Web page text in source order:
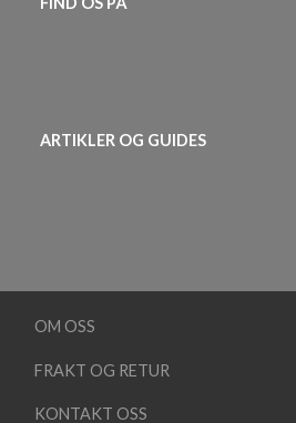
ARTIKLER OG GUIDES
OM OSS
FRAKT OG RETUR
KONTAKT OSS